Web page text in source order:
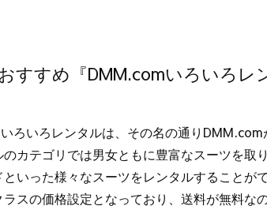
すすめ『DMM.comいろいろレ
ろいろレンタルは、その名の通り
のカテゴリでは男女ともに豊富なスーツを取
といった様々なスーツをレンタルすること
スの価格設定となっており、送料が無料な